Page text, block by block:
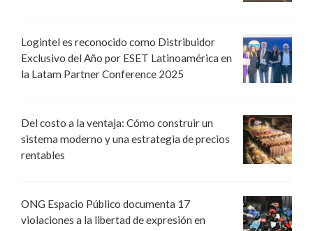
Logintel es reconocido como Distribuidor
Exclusivo del Año por ESET Latinoamérica en
la Latam Partner Conference 2025
Del costo a la ventaja: Cómo construir un
sistema moderno y una estrategia de precios
rentables
ONG Espacio Público documenta 17
violaciones a la libertad de expresión en